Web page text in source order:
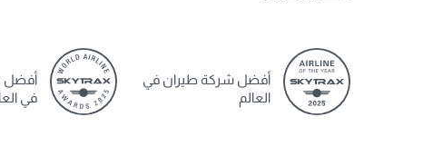
أفضل شركة طيران في
العالم
أفضل
في